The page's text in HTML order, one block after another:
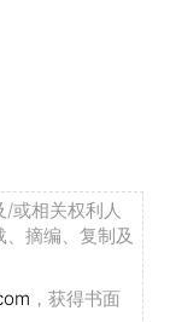
或相关权利人
摘编、复制及
，获得书面